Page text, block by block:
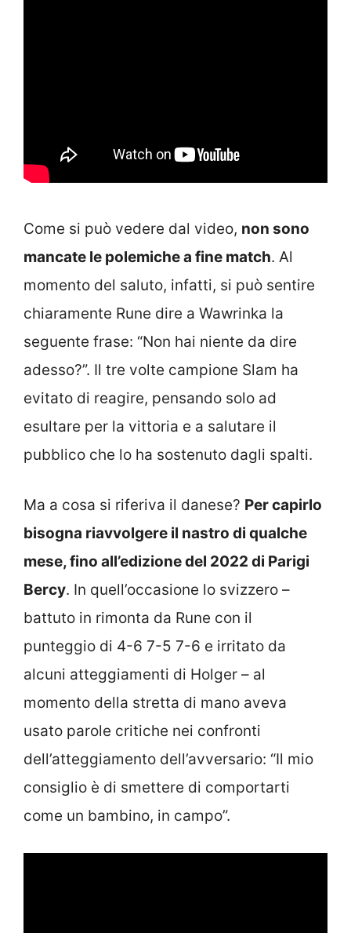
Come si può vedere dal video, non sono
mancate le polemiche a fine match. Al
momento del saluto, infatti, si può sentire
chiaramente Rune dire a Wawrinka la
seguente frase: “Non hai niente da dire
adesso?”. Il tre volte campione Slam ha
evitato di reagire, pensando solo ad
esultare per la vittoria e a salutare il
pubblico che lo ha sostenuto dagli spalti.
Ma a cosa si riferiva il danese? Per capirlo
bisogna riavvolgere il nastro di qualche
mese, fino all’edizione del 2022 di Parigi
Bercy. In quell’occasione lo svizzero –
battuto in rimonta da Rune con il
punteggio di 4-6 7-5 7-6 e irritato da
alcuni atteggiamenti di Holger – al
momento della stretta di mano aveva
usato parole critiche nei confronti
dell’atteggiamento dell’avversario: “Il mio
consiglio è di smettere di comportarti
come un bambino, in campo”.